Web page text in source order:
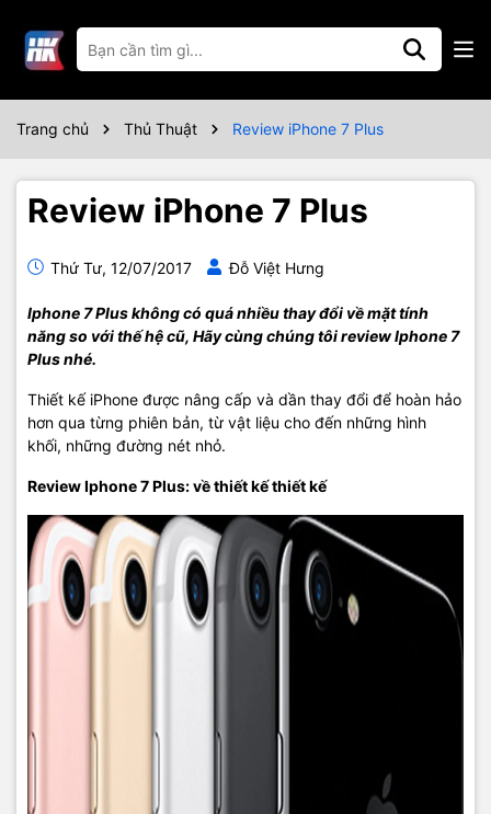
Trang chủ Thủ Thuật Review iPhone 7 Plus
Review iPhone 7 Plus
Thứ Tư, 12/07/2017 Đỗ Việt Hưng
Iphone 7 Plus không có quá nhiều thay đổi về mặt tính
năng so với thế hệ cũ, Hãy cùng chúng tôi review Iphone 7
Plus nhé.
Thiết kế iPhone được nâng cấp và dần thay đổi để hoàn hảo
hơn qua từng phiên bản, từ vật liệu cho đến những hình
khối, những đường nét nhỏ.
Review Iphone 7 Plus: về thiết kế thiết kế